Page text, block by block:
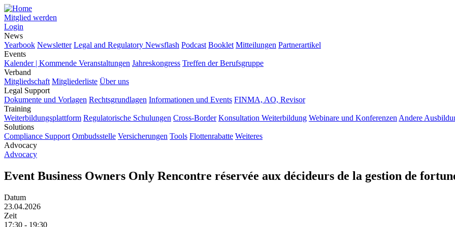
Mitglied werden
Login
News
Yearbook Newsletter Legal and Regulatory Newsflash Podcast Booklet Mitteilungen Partnerartikel
Events
Kalender | Kommende Veranstaltungen Jahreskongress Treffen der Berufsgruppe
Verband
Mitgliedschaft Mitgliederliste Über uns
Legal Support
Dokumente und Vorlagen Rechtsgrundlagen Informationen und Events FINMA, AO, Revisor
Training
Weiterbildungsplattform Regulatorische Schulungen Cross-Border Konsultation Weiterbildung Webinare und Konferenzen Andere
Solutions
Compliance Support Ombudsstelle Versicherungen Tools Flottenrabatte Weiteres
Advocacy
Advocacy
Event Business Owners Only Rencontre réservée aux décideurs de la gestion de
Datum
23.04.2026
Zeit
17:30 - 19:30